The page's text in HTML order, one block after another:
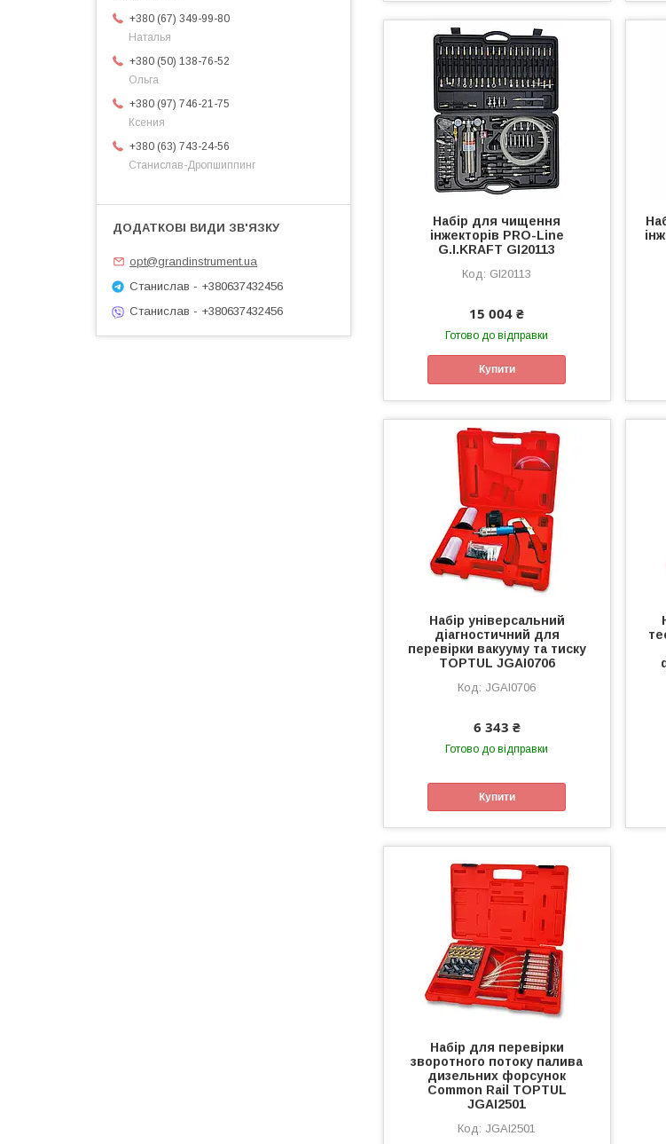
Набір для чищення
інжекторів PRO-Line
G.I.KRAFT GI20113
GI20113
15 004 ₴
Готово до відправки
Купити
Набір універсальний
діагностичний для
перевірки вакууму та тиску
TOPTUL JGAI0706
JGAI0706
6 343 ₴
Готово до відправки
Купити
Набір для перевірки
зворотного потоку палива
дизельних форсунок
Common Rail TOPTUL
JGAI2501
JGAI2501
+380 (67) 349-99-80
Наталья
+380 (50) 138-76-52
Ольга
+380 (97) 746-21-75
Ксения
+380 (63) 743-24-56
Станислав-Дропшиппинг
opt@grandinstrument.ua
Станислав - +380637432456
Станислав - +380637432456